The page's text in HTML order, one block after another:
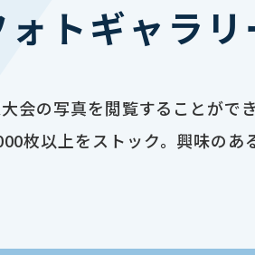
ォトギャラリ
会の写真を閲覧することがで
枚以上をストック。興味の